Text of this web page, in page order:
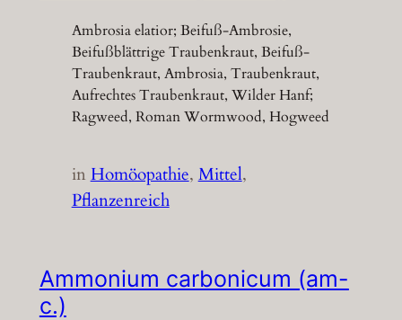
Ambrosia elatior; Beifuß-Ambrosie,
Beifußblättrige Traubenkraut, Beifuß-
Traubenkraut, Ambrosia, Traubenkraut,
Aufrechtes Traubenkraut, Wilder Hanf;
Ragweed, Roman Wormwood, Hogweed
inHomöopathie, Mittel
Pflanzenreich
Ammonium carbonicum (am-
c.)